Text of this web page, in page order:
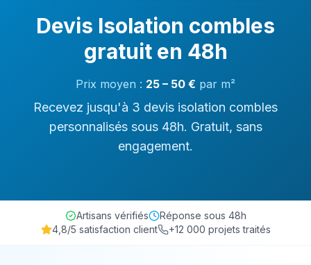
Devis Isolation combles
gratuit en 48h
Prix moyen : 25 – 50 € par m²
Recevez jusqu'à 3 devis isolation combles
personnalisés sous 48h. Gratuit, sans
engagement.
Artisans vérifiés
Réponse sous 48h
4,8/5 satisfaction client
+12 000 projets traités